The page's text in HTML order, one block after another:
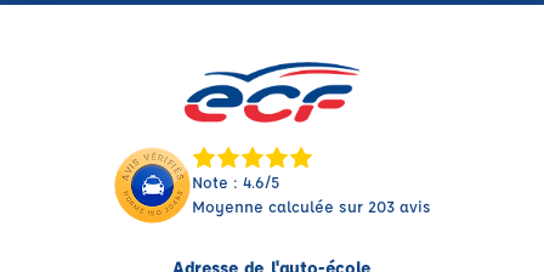
Note : 4.6/5
Moyenne calculée sur 203 avis